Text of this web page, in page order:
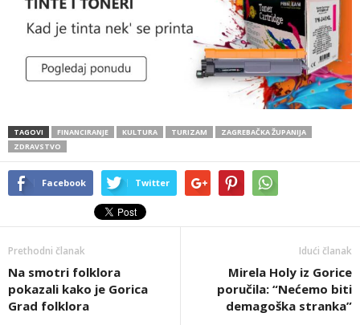
TAGOVI FINANCIRANJE KULTURA TURIZAM
ZAGREBAČKA ŽUPANIJA
ZDRAVSTVO
Facebook Twitter
Prethodni članak
Na smotri folklora
pokazali kako je Gorica
Grad folklora
Idući članak
Mirela Holy iz Gorice
poručila: “Nećemo biti
demagoška stranka”